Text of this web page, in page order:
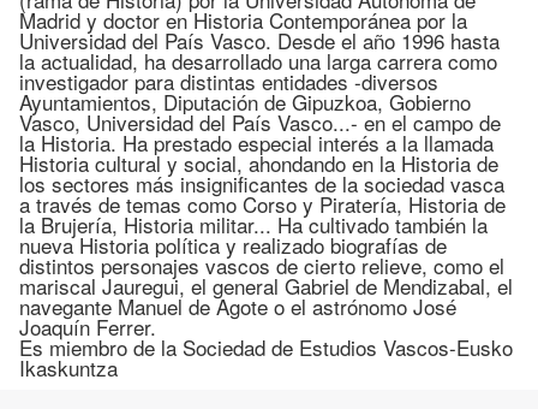
Madrid y doctor en Historia Contemporánea por la
Universidad del País Vasco. Desde el año 1996 hasta
la actualidad, ha desarrollado una larga carrera como
investigador para distintas entidades -diversos
Ayuntamientos, Diputación de Gipuzkoa, Gobierno
Vasco, Universidad del País Vasco...- en el campo de
la Historia. Ha prestado especial interés a la llamada
Historia cultural y social, ahondando en la Historia de
los sectores más insignificantes de la sociedad vasca
a través de temas como Corso y Piratería, Historia de
la Brujería, Historia militar... Ha cultivado también la
nueva Historia política y realizado biografías de
distintos personajes vascos de cierto relieve, como el
mariscal Jauregui, el general Gabriel de Mendizabal, el
navegante Manuel de Agote o el astrónomo José
Joaquín Ferrer.
Es miembro de la Sociedad de Estudios Vascos-Eusko
Ikaskuntza